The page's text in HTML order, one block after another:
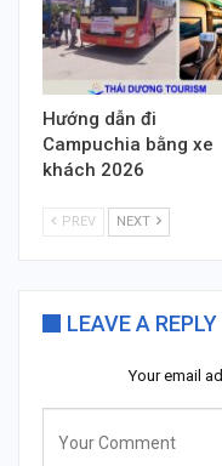
Hướng dẫn đi
Campuchia bằng xe
khách 2026
PREV NEXT
LEAVE A REPLY
Your email